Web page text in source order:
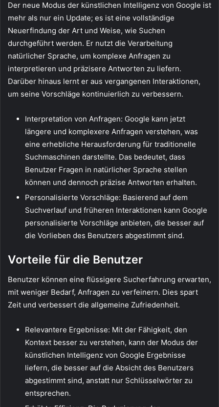
Der neue Modus der künstlichen Intelligenz von Google ist
mehr als nur ein Update; es ist eine vollständige
Neuerfindung der Art und Weise, wie Suchen
durchgeführt werden. Er nutzt die Verarbeitung
natürlicher Sprache, um komplexe Anfragen zu
interpretieren und präzisere Antworten zu liefern.
Darüber hinaus lernt er aus vergangenen Interaktionen,
um seine Vorschläge kontinuierlich zu verbessern.
Interpretation von Anfragen: Google kann jetzt
längere und komplexere Anfragen verstehen, was
eine erhebliche Herausforderung für traditionelle
Suchmaschinen darstellte. Das bedeutet, dass
Benutzer Fragen in natürlicher Sprache stellen
können und dennoch präzise Antworten erhalten.
Personalisierte Vorschläge: Basierend auf dem
Suchverlauf und früheren Interaktionen kann Google
personalisierte Vorschläge anbieten, die besser auf
die Vorlieben des Benutzers abgestimmt sind.
Vorteile für die Benutzer
Benutzer können eine flüssigere Sucherfahrung erwarten,
mit weniger Bedarf, Anfragen zu verfeinern. Dies spart
Zeit und verbessert die allgemeine Zufriedenheit.
Relevantere Ergebnisse: Mit der Fähigkeit, den
Kontext besser zu verstehen, kann der Modus der
künstlichen Intelligenz von Google Ergebnisse
liefern, die besser auf die Absicht des Benutzers
abgestimmt sind, anstatt nur Schlüsselwörter zu
entsprechen.